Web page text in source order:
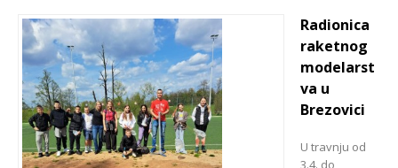
Radionica
raketnog
modelarst
va u
Brezovici
U travnju od
3.4. do